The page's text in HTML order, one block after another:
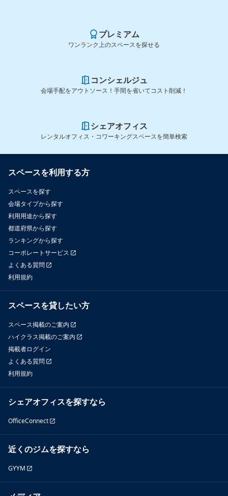
プレミアム
ワンランク上のスペースを探せる
コンシェルジュ
会場手配をアウトソース！手間を省いてコスト削減！
シェアオフィス
レンタルオフィス・コワーキングスペースを簡単検索
スペースを利用する方
スペースを探す
会場タイプから探す
利用用途から探す
都道府県から探す
ランキングから探す
コーポレートサービス
よくある質問
利用規約
スペースを貸したい方
スペース掲載のご案内
ハイクラス掲載のご案内
掲載者ログイン
よくある質問
利用規約
シェアオフィスを探すなら
OfficeConnect
近くのジムを探すなら
GYYM